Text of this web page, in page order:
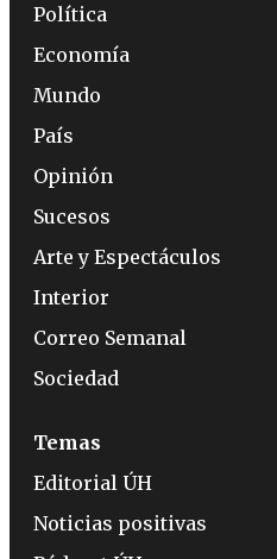
Política
Economía
Mundo
País
Opinión
Sucesos
Arte y Espectáculos
Interior
Correo Semanal
Sociedad
Temas
Editorial ÚH
Noticias positivas